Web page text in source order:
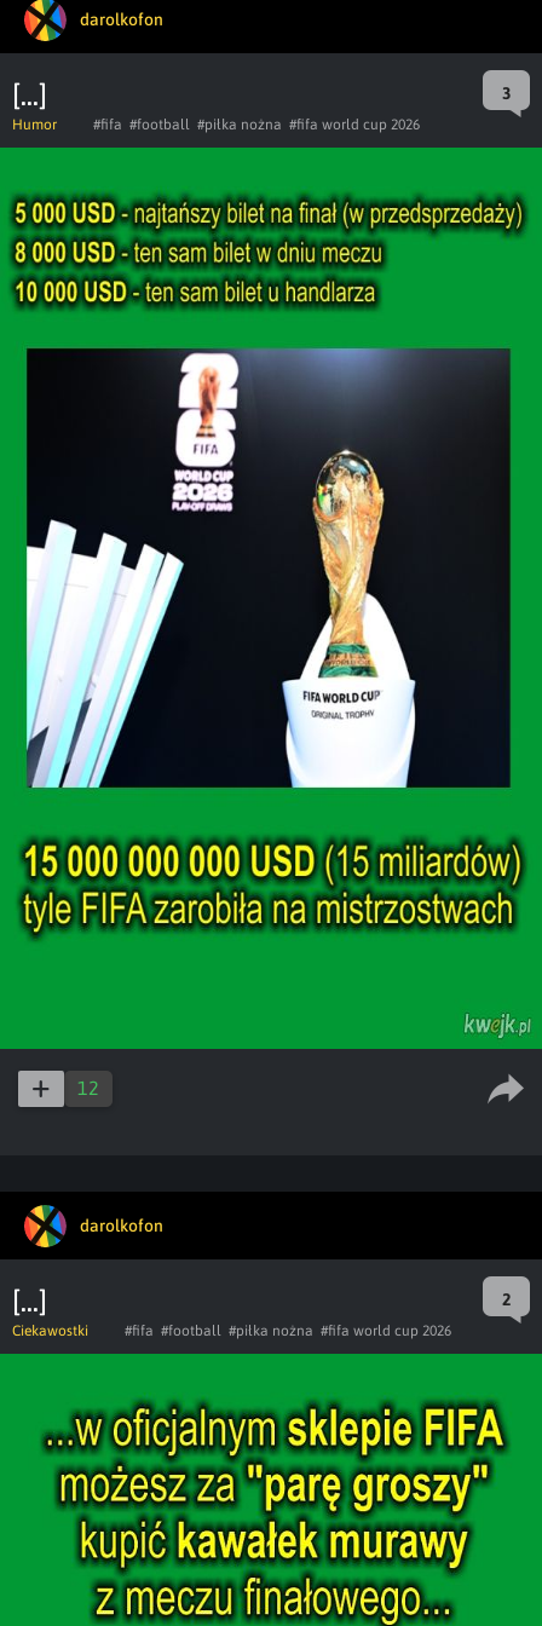
darolkofon
[...] 3
Humor #fifa #football #piłka nożna #fifa world cup 2026
12
darolkofon
[...] 2
Ciekawostki #fifa #football #piłka nożna #fifa world cup 2026